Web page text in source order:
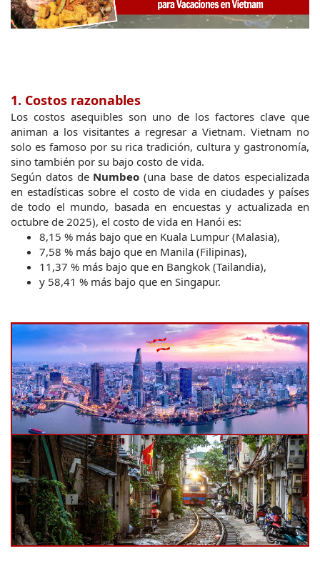
1. Costos razonables
Los costos asequibles son uno de los factores clave que
animan a los visitantes a regresar a Vietnam. Vietnam no
solo es famoso por su rica tradición, cultura y gastronomía,
sino también por su bajo costo de vida.
Según datos de Numbeo (una base de datos especializada
en estadísticas sobre el costo de vida en ciudades y países
de todo el mundo, basada en encuestas y actualizada en
octubre de 2025), el costo de vida en Hanói es:
8,15 % más bajo que en Kuala Lumpur (Malasia),
7,58 % más bajo que en Manila (Filipinas),
11,37 % más bajo que en Bangkok (Tailandia),
y 58,41 % más bajo que en Singapur.